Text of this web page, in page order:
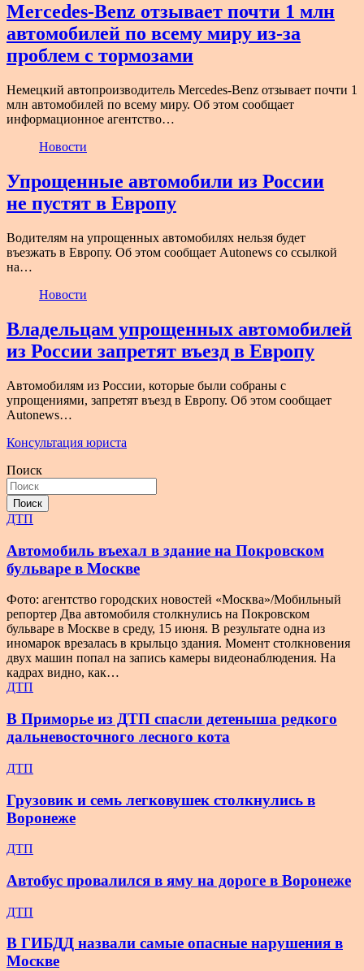
Mercedes-Benz отзывает почти 1 млн
автомобилей по всему миру из-за
проблем с тормозами
Немецкий автопроизводитель Mercedes-Benz отзывает почти 1
млн автомобилей по всему миру. Об этом сообщает
информационное агентство…
Новости
Упрощенные автомобили из России
не пустят в Европу
Водителям на упрощенных автомобилях нельзя будет
въезжать в Европу. Об этом сообщает Autonews со ссылкой
на…
Новости
Владельцам упрощенных автомобилей
из России запретят въезд в Европу
Автомобилям из России, которые были собраны с
упрощениями, запретят въезд в Европу. Об этом сообщает
Autonews…
Консультация юриста
Поиск
Поиск
ДТП
Автомобиль въехал в здание на Покровском
бульваре в Москве
Фото: агентство городских новостей «Москва»/Мобильный
репортер Два автомобиля столкнулись на Покровском
бульваре в Москве в среду, 15 июня. В результате одна из
иномарок врезалась в крыльцо здания. Момент столкновения
двух машин попал на запись камеры видеонаблюдения. На
кадрах видно, как…
ДТП
В Приморье из ДТП спасли детеныша редкого
дальневосточного лесного кота
ДТП
Грузовик и семь легковушек столкнулись в
Воронеже
ДТП
Автобус провалился в яму на дороге в Воронеже
ДТП
В ГИБДД назвали самые опасные нарушения в
Москве